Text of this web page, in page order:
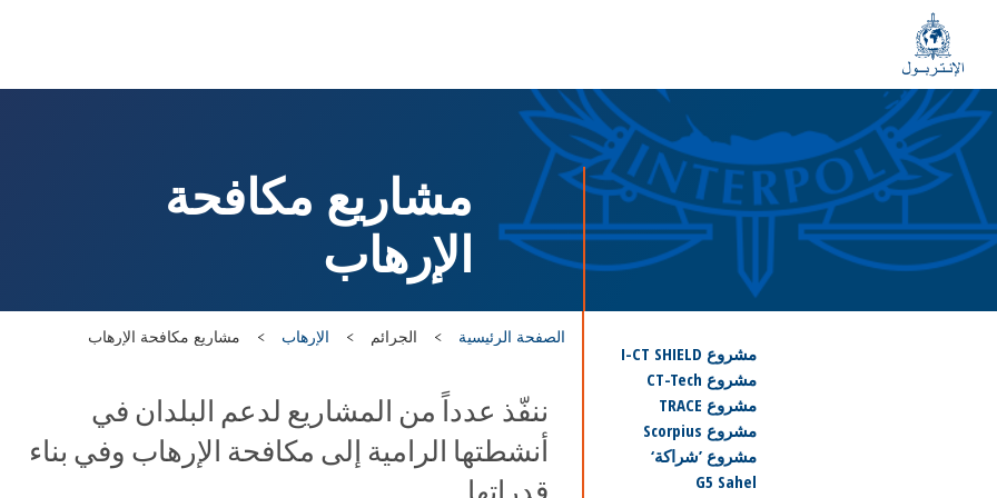
مشاريع مكافحة
الإرهاب
الصفحة الرئيسية الجرائم الإرهاب مشاريع مكافحة الإرهاب
مشروع I-CT SHIELD
مشروع CT-Tech
مشروع TRACE
مشروع Scorpius
مشروع ’شراكة‘
G5 Sahel
ننفّذ عدداً من المشاريع لدعم البلدان في
أنشطتها الرامية إلى مكافحة الإرهاب وفي بناء